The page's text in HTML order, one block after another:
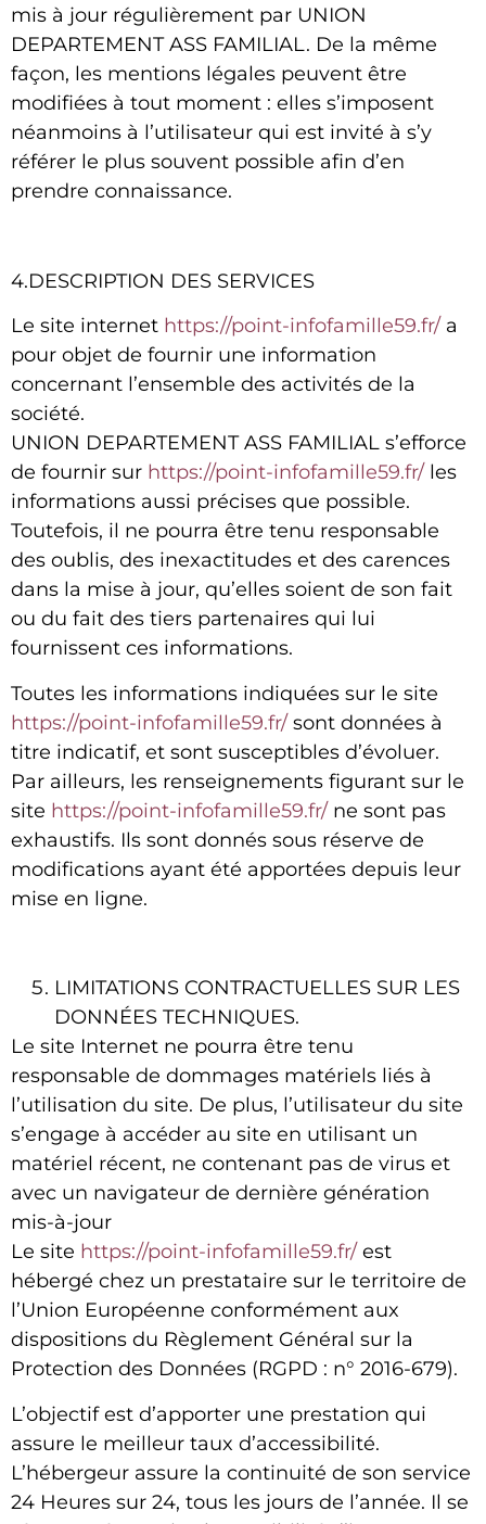
mis à jour régulièrement par UNION
DEPARTEMENT ASS FAMILIAL. De la même
façon, les mentions légales peuvent être
modifiées à tout moment : elles s’imposent
néanmoins à l’utilisateur qui est invité à s’y
référer le plus souvent possible afin d’en
prendre connaissance.
4.DESCRIPTION DES SERVICES
Le site internet https://point-infofamille59.fr/ a
pour objet de fournir une information
concernant l’ensemble des activités de la
société.
UNION DEPARTEMENT ASS FAMILIAL s’efforce
de fournir sur https://point-infofamille59.fr/ les
informations aussi précises que possible.
Toutefois, il ne pourra être tenu responsable
des oublis, des inexactitudes et des carences
dans la mise à jour, qu’elles soient de son fait
ou du fait des tiers partenaires qui lui
fournissent ces informations.
Toutes les informations indiquées sur le site
https://point-infofamille59.fr/sont données à
titre indicatif, et sont susceptibles d’évoluer.
Par ailleurs, les renseignements figurant sur le
site https://point-infofamille59.fr/ne sont pas
exhaustifs. Ils sont donnés sous réserve de
modifications ayant été apportées depuis leur
mise en ligne.
LIMITATIONS CONTRACTUELLES SUR LES
DONNÉES TECHNIQUES.
Le site Internet ne pourra être tenu
responsable de dommages matériels liés à
l’utilisation du site. De plus, l’utilisateur du site
s’engage à accéder au site en utilisant un
matériel récent, ne contenant pas de virus et
avec un navigateur de dernière génération
mis-à-jour
Le site https://point-infofamille59.fr/ est
hébergé chez un prestataire sur le territoire de
l’Union Européenne conformément aux
dispositions du Règlement Général sur la
Protection des Données (RGPD : n° 2016-679).
L’objectif est d’apporter une prestation qui
assure le meilleur taux d’accessibilité.
L’hébergeur assure la continuité de son service
24 Heures sur 24, tous les jours de l’année. Il se